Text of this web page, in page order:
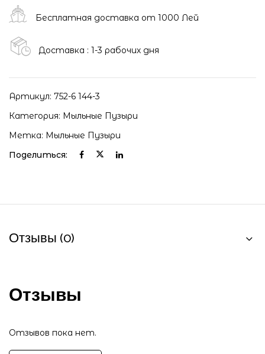
Бесплатная доставка от 1000 Лей
Доставка : 1-3 рабочих дня
Артикул: 752-6 144-3
Категория: Мыльные Пузыри
Метка: Мыльные Пузыри
Поделиться:
Отзывы (0)
Отзывы
Отзывов пока нет.